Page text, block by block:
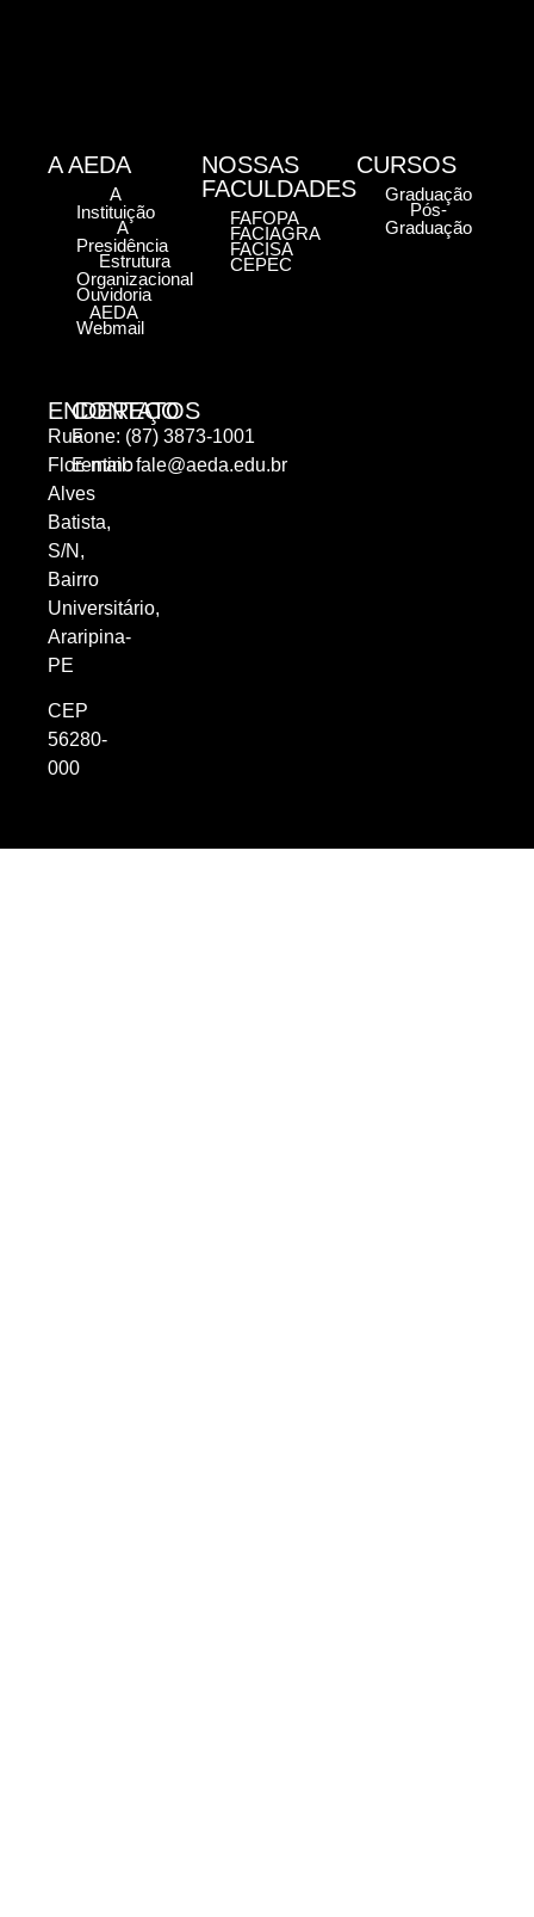
ENDEREÇO
Rua
Florentino
Alves
Batista,
S/N,
Bairro
Universitário,
Araripina-
PE
CEP
56280-
000
CONTATOS
Fone: (87) 3873-1001
E-mail:fale@aeda.edu.br
A AEDA
A
Instituição
A
Presidência
Estrutura
Organizacional
Ouvidoria
AEDA
Webmail
NOSSAS
FACULDADES
FAFOPA
FACIAGRA
FACISA
CEPEC
CURSOS
Graduação
Pós-
Graduação